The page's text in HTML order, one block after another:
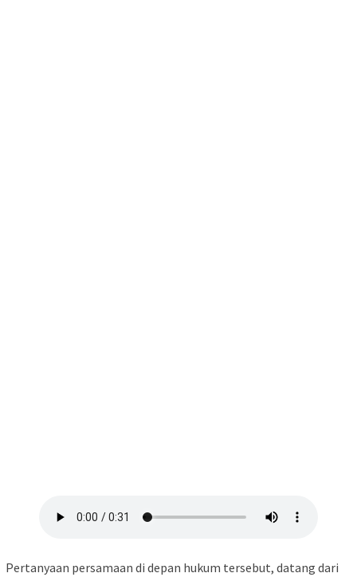
Pertanyaan persamaan di depan hukum tersebut, datang dari